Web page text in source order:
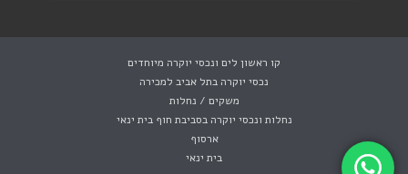
קו ראשון לים ונכסי יוקרה מיוחדים
נכסי יוקרה בתל אביב למכירה
משקים / נחלות
נחלות ונכסי יוקרה בסביבת חוף בית ינאי
ארסוף
בית ינאי